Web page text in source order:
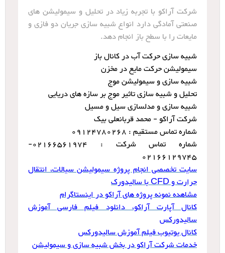
شرکت آراکو با تجربه زیاد در تحلیل و سیمولیشن های
صنعتی آمادگی دارد انواع شبیه سازی جریان دو فازی و
مایعات را با سطح باز انجام دهد.
شبیه سازی حرکت آب در کانال باز
سیمولیشن حرکت مایع در مخزن
شبیه سازی و سیمولیشن موج
تحلیل و شبیه سازی تاثیر موج بر سازه های دریایی
شبیه سازی و مدلسازی سیل و مسیل
شرکت آراکو - محمد قربانعلی بیک
شماره تماس مستقیم : 09124780268
شماره تماس شرکت : 02166561974-
02166129745
سایت تخصصی انجام پروژه سیمولیشن سیالات، انتقال
حرارت و CFD با سالیدورک
مشاهده نمونه پروژه های آراکو در اینستاگرام
کانال آپارت آراکو، دانلود فیلم فارسی آموزش
سالیدورکس
کانال یوتیوب فیلم آموزش سالیدورکس
خدمات شرکت آراکو در بخش شبیه سازی و سیمولیشن